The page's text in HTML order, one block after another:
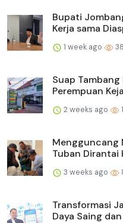
Bupati
Kerja sama
1 week ago 38
Suap
Perempuan
2 weeks ago
Mengguncang
Tuban Dirantai
3 weeks ago
Transformasi
Daya Saing dan